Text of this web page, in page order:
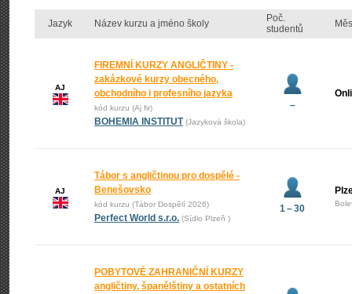
Jazyk Název kurzu a jméno školy
Poč.
studentů
AJ
FIREMNÍ KURZY ANGLIČTINY -
zakázkové kurzy obecného,
obchodního i profesního jazyka
kód kurzu (Aj fir)
BOHEMIA INSTITUT (Jazyková škola)
–
AJ
Tábor s angličtinou pro dospělé -
Benešovsko
kód kurzu (Tábor Dospělí 2026)
Perfect World s.r.o. (Sídlo Plzeň )
1 – 30
POBYTOVÉ ZAHRANIČNÍ KURZY
angličtiny, španělštiny a ostatních